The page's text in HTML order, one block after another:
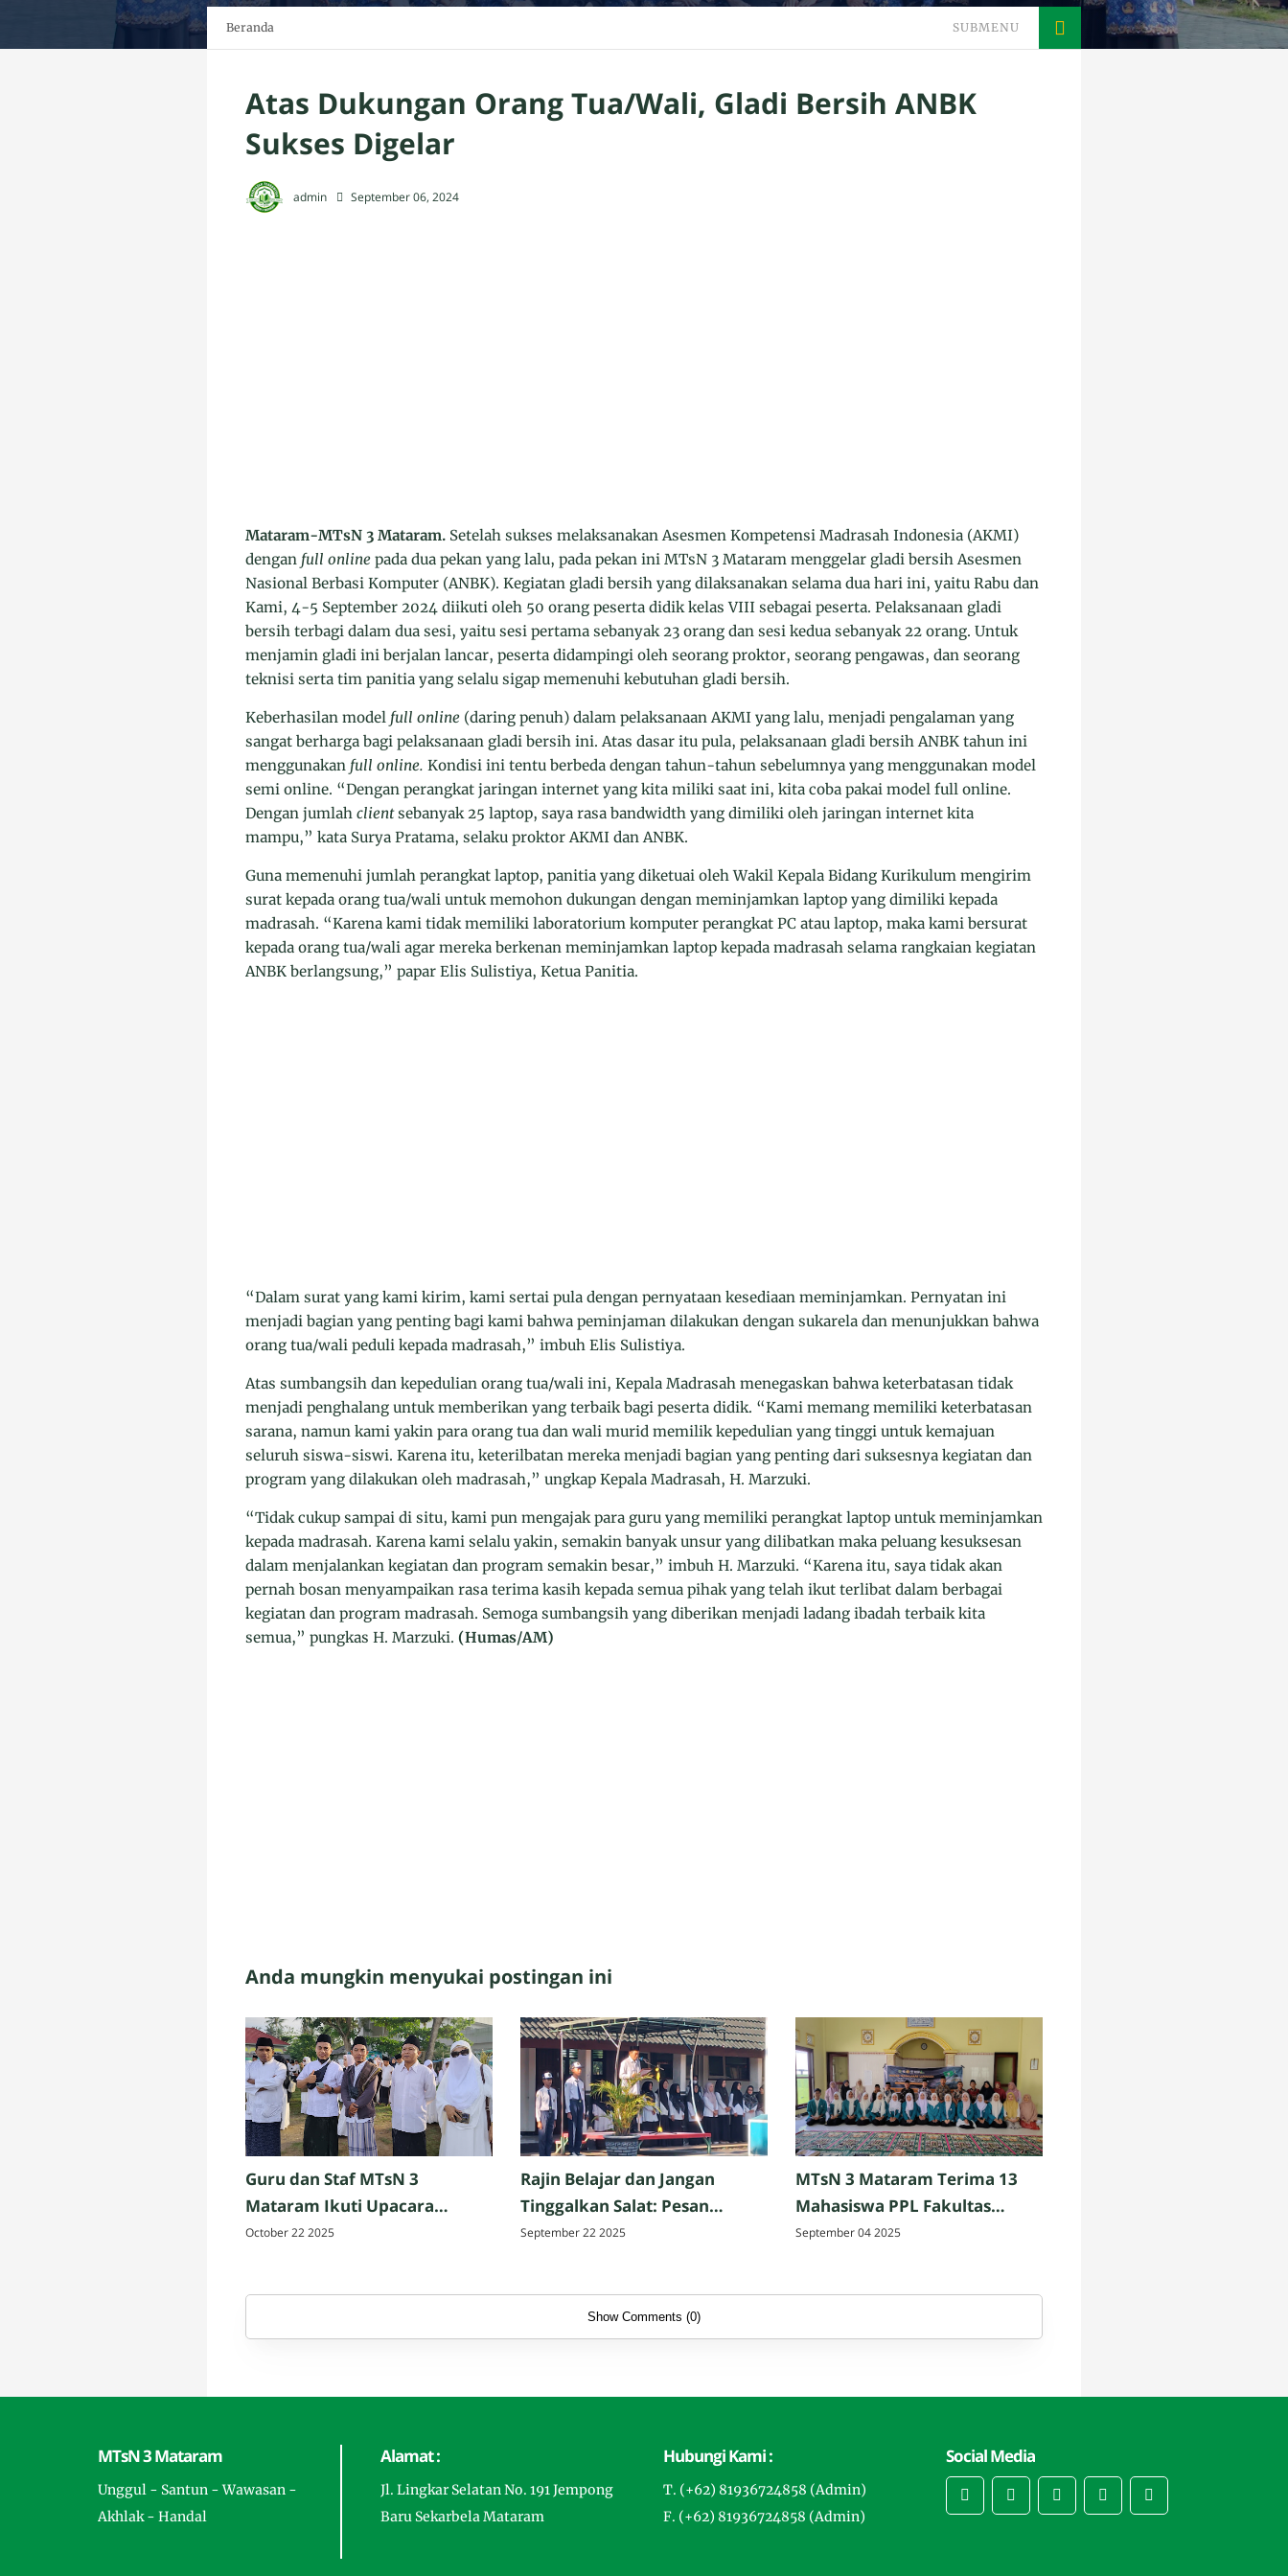
Beranda SUBMENU
Atas Dukungan Orang Tua/Wali, Gladi Bersih ANBK
Sukses Digelar
admin September 06, 2024
Mataram-MTsN 3 Mataram. Setelah sukses melaksanakan Asesmen Kompetensi Madrasah Indonesia (AKMI)
dengan full online pada dua pekan yang lalu, pada pekan ini MTsN 3 Mataram menggelar gladi bersih Asesmen
Nasional Berbasi Komputer (ANBK). Kegiatan gladi bersih yang dilaksanakan selama dua hari ini, yaitu Rabu dan
Kami, 4-5 September 2024 diikuti oleh 50 orang peserta didik kelas VIII sebagai peserta. Pelaksanaan gladi
bersih terbagi dalam dua sesi, yaitu sesi pertama sebanyak 23 orang dan sesi kedua sebanyak 22 orang. Untuk
menjamin gladi ini berjalan lancar, peserta didampingi oleh seorang proktor, seorang pengawas, dan seorang
teknisi serta tim panitia yang selalu sigap memenuhi kebutuhan gladi bersih.
Keberhasilan model full online (daring penuh) dalam pelaksanaan AKMI yang lalu, menjadi pengalaman yang
sangat berharga bagi pelaksanaan gladi bersih ini. Atas dasar itu pula, pelaksanaan gladi bersih ANBK tahun ini
menggunakan full online. Kondisi ini tentu berbeda dengan tahun-tahun sebelumnya yang menggunakan model
semi online. “Dengan perangkat jaringan internet yang kita miliki saat ini, kita coba pakai model full online.
Dengan jumlah clientsebanyak 25 laptop, saya rasa bandwidth yang dimiliki oleh jaringan internet kita
mampu,” kata Surya Pratama, selaku proktor AKMI dan ANBK.
Guna memenuhi jumlah perangkat laptop, panitia yang diketuai oleh Wakil Kepala Bidang Kurikulum mengirim
surat kepada orang tua/wali untuk memohon dukungan dengan meminjamkan laptop yang dimiliki kepada
madrasah. “Karena kami tidak memiliki laboratorium komputer perangkat PC atau laptop, maka kami bersurat
kepada orang tua/wali agar mereka berkenan meminjamkan laptop kepada madrasah selama rangkaian kegiatan
ANBK berlangsung,” papar Elis Sulistiya, Ketua Panitia.
“Dalam surat yang kami kirim, kami sertai pula dengan pernyataan kesediaan meminjamkan. Pernyatan ini
menjadi bagian yang penting bagi kami bahwa peminjaman dilakukan dengan sukarela dan menunjukkan bahwa
orang tua/wali peduli kepada madrasah,” imbuh Elis Sulistiya.
Atas sumbangsih dan kepedulian orang tua/wali ini, Kepala Madrasah menegaskan bahwa keterbatasan tidak
menjadi penghalang untuk memberikan yang terbaik bagi peserta didik. “Kami memang memiliki keterbatasan
sarana, namun kami yakin para orang tua dan wali murid memilik kepedulian yang tinggi untuk kemajuan
seluruh siswa-siswi. Karena itu, keterilbatan mereka menjadi bagian yang penting dari suksesnya kegiatan dan
program yang dilakukan oleh madrasah,” ungkap Kepala Madrasah, H. Marzuki.
“Tidak cukup sampai di situ, kami pun mengajak para guru yang memiliki perangkat laptop untuk meminjamkan
kepada madrasah. Karena kami selalu yakin, semakin banyak unsur yang dilibatkan maka peluang kesuksesan
dalam menjalankan kegiatan dan program semakin besar,” imbuh H. Marzuki. “Karena itu, saya tidak akan
pernah bosan menyampaikan rasa terima kasih kepada semua pihak yang telah ikut terlibat dalam berbagai
kegiatan dan program madrasah. Semoga sumbangsih yang diberikan menjadi ladang ibadah terbaik kita
semua,” pungkas H. Marzuki. (Humas/AM)
Anda mungkin menyukai postingan ini
Guru dan Staf MTsN 3
Mataram Ikuti Upacara
Peringatan Hari Santri
October 22 2025
Rajin Belajar dan Jangan
Tinggalkan Salat: Pesan
Perpisahan Hazmi Hakim,
September 22 2025
MTsN 3 Mataram Terima 13
Mahasiswa PPL Fakultas
Tarbiyah dan Keguruan UIN
September 04 2025
Show Comments (0)
MTsN 3 Mataram
Unggul - Santun - Wawasan -
Akhlak - Handal
Alamat :
Jl. Lingkar Selatan No. 191 Jempong
Baru Sekarbela Mataram
Hubungi Kami :
T. (+62) 81936724858 (Admin)
F. (+62) 81936724858 (Admin)
Social Media